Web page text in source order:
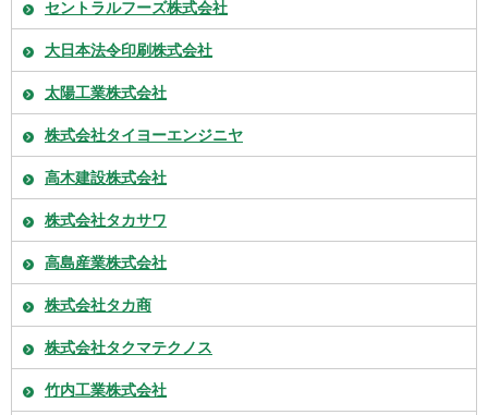
セントラルフーズ株式会社
大日本法令印刷株式会社
太陽工業株式会社
株式会社タイヨーエンジニヤ
高木建設株式会社
株式会社タカサワ
高島産業株式会社
株式会社タカ商
株式会社タクマテクノス
竹内工業株式会社